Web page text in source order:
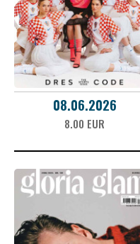
08.06.2026
8.00 EUR